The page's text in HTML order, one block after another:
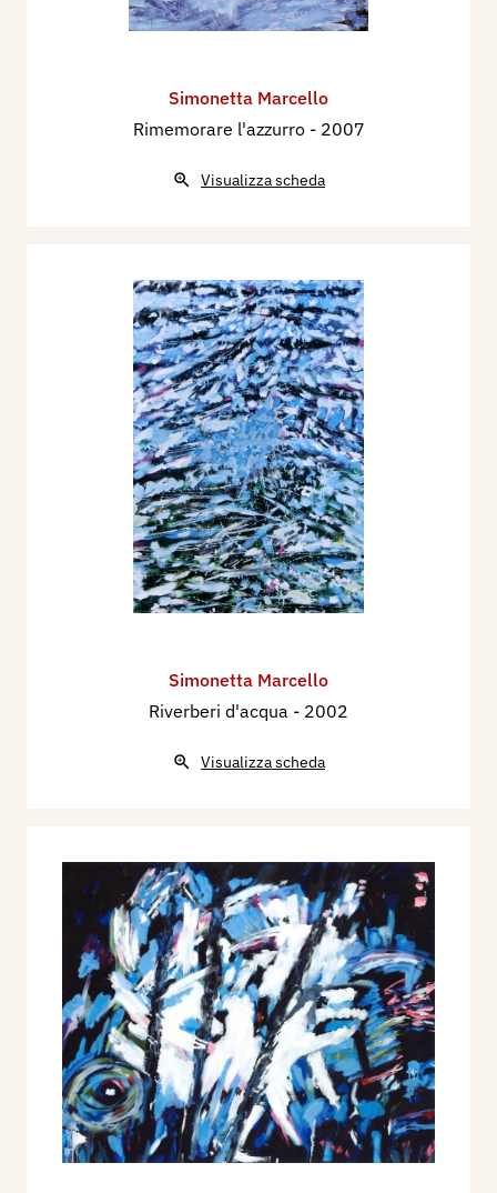
Simonetta Marcello
Rimemorare l'azzurro - 2007
Visualizza scheda
Simonetta Marcello
Riverberi d'acqua - 2002
Visualizza scheda